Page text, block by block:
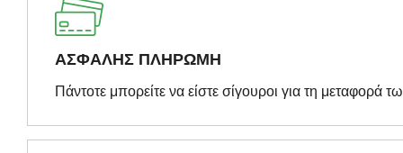
ΑΣΦΑΛΗΣ ΠΛΗΡΩΜΗ
Πάντοτε μπορείτε να είστε σίγουροι για τη μεταφορά